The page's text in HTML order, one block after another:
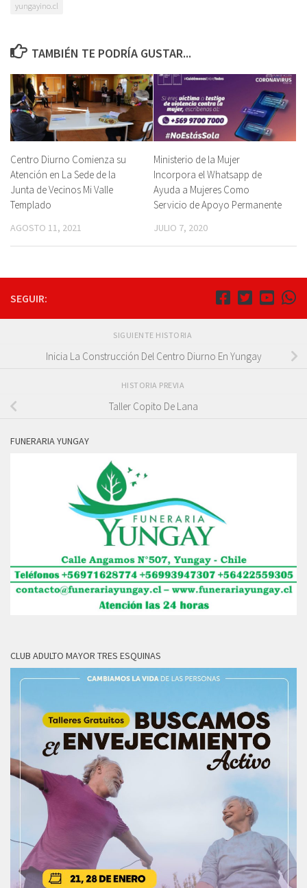
yungayino.cl
TAMBIÉN TE PODRÍA GUSTAR...
Centro Diurno Comienza su
Atención en La Sede de la
Junta de Vecinos Mi Valle
Templado
AGOSTO 11, 2021
Ministerio de la Mujer
Incorpora el Whatsapp de
Ayuda a Mujeres Como
Servicio de Apoyo Permanente
JULIO 7, 2020
SEGUIR:
SIGUIENTE HISTORIA
Inicia La Construcción Del Centro Diurno En Yungay
HISTORIA PREVIA
Taller Copito De Lana
FUNERARIA YUNGAY
CLUB ADULTO MAYOR TRES ESQUINAS